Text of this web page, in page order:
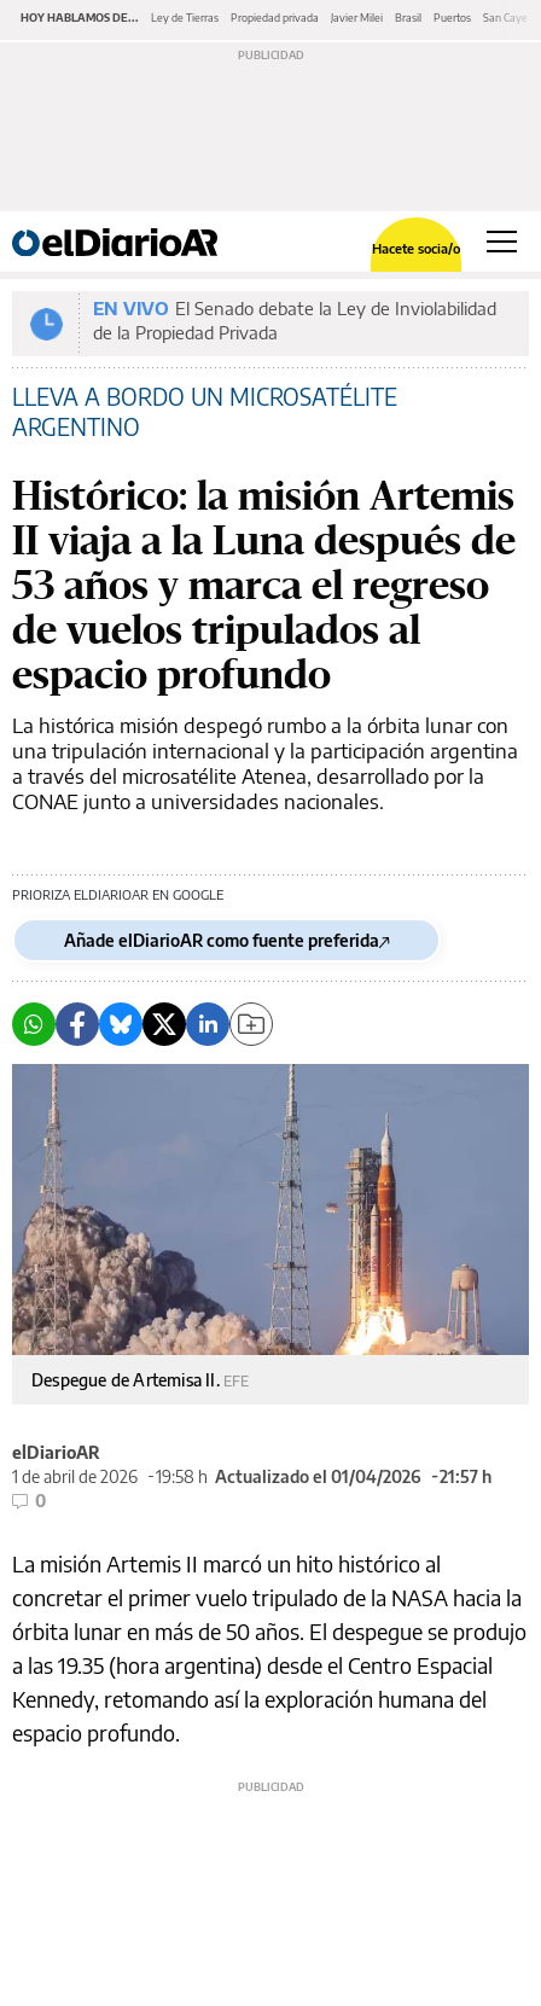
HOY HABLAMOS DE... Ley de Tierras Propiedad privada Javier Milei Brasil Puertos San
Hacete socia/o
EN VIVO El Senado debate la Ley de Inviolabilidad
de la Propiedad Privada
LLEVA A BORDO UN MICROSATÉLITE
ARGENTINO
Histórico: la misión Artemis
II viaja a la Luna después de
53 años y marca el regreso
de vuelos tripulados al
espacio profundo
La histórica misión despegó rumbo a la órbita lunar con
una tripulación internacional y la participación argentina
a través del microsatélite Atenea, desarrollado por la
CONAE junto a universidades nacionales.
PRIORIZA ELDIARIOAR EN GOOGLE
Añade elDiarioAR como fuente preferida
Despegue de Artemisa II. EFE
elDiarioAR
1 de abril de 2026
19:58 h Actualizado el 01/04/2026
21:57 h
0
La misión Artemis II marcó un hito histórico al
concretar el primer vuelo tripulado de la NASA hacia la
órbita lunar en más de 50 años. El despegue se produjo
a las 19.35 (hora argentina) desde el Centro Espacial
Kennedy, retomando así la exploración humana del
espacio profundo.